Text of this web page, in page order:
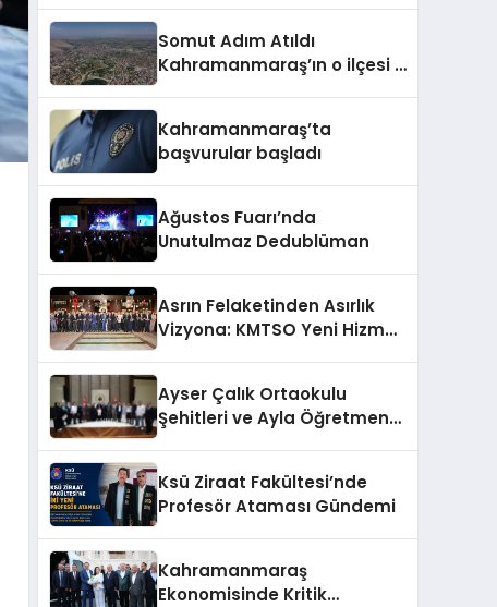
Somut Adım Atıldı
Kahramanmaraş’ın o ilçesi il
Kahramanmaraş’ta
başvurular başladı
Ağustos Fuarı’nda
Unutulmaz Dedublüman
Asrın Felaketinden Asırlık
Vizyona: KMTSO Yeni Hizmet
Ayser Çalık Ortaokulu
Şehitleri ve Ayla Öğretmen
Ksü Ziraat Fakültesi’nde
Profesör Ataması Gündemi
Kahramanmaraş
Ekonomisinde Kritik